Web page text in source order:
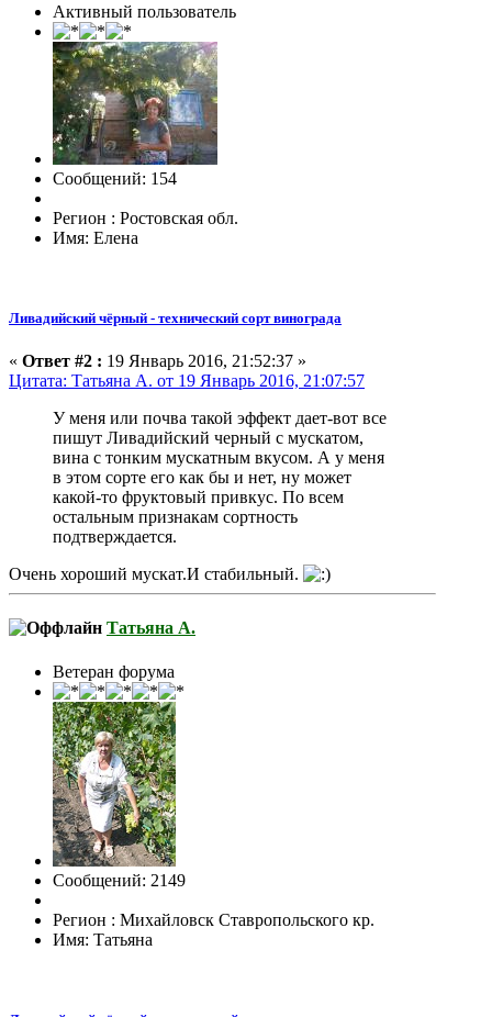
Активный пользователь
Сообщений: 154
Регион : Ростовская обл.
Имя: Елена
Ливадийский чёрный - технический сорт винограда
« Ответ #2 : 19 Январь 2016, 21:52:37 »
Цитата: Татьяна А. от 19 Январь 2016, 21:07:57
У меня или почва такой эффект дает-вот все
пишут Ливадийский черный с мускатом,
вина с тонким мускатным вкусом. А у меня
в этом сорте его как бы и нет, ну может
какой-то фруктовый привкус. По всем
остальным признакам сортность
подтверждается.
Очень хороший мускат.И стабильный.
Татьяна А.
Ветеран форума
Сообщений: 2149
Регион : Михайловск Ставропольского кр.
Имя: Татьяна